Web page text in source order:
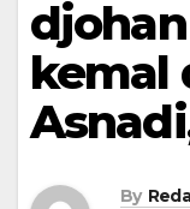
kemal
By